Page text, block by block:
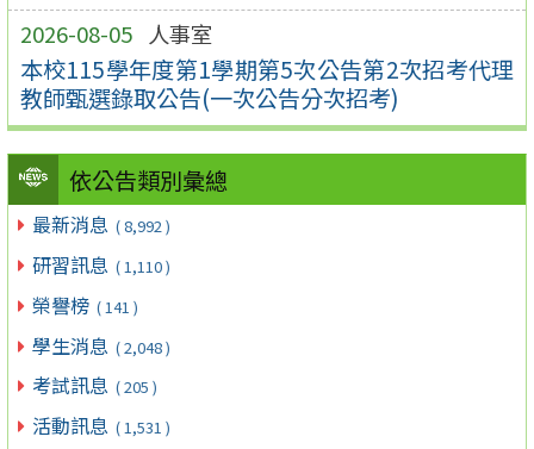
2026-08-05 人事室
本校115學年度第1學期第5次公告第2次招考代理
教師甄選錄取公告(一次公告分次招考)
依公告類別彙總
最新消息 ( 8,992 )
研習訊息 ( 1,110 )
榮譽榜 ( 141 )
學生消息 ( 2,048 )
考試訊息 ( 205 )
活動訊息 ( 1,531 )